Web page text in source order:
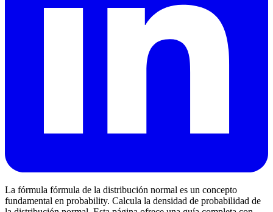
La fórmula fórmula de la distribución normal es un concepto
fundamental en probability. Calcula la densidad de probabilidad de